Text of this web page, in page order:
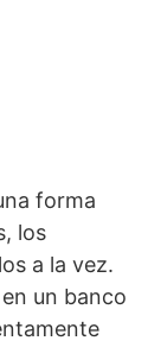
forma
los
a la vez.
un banco